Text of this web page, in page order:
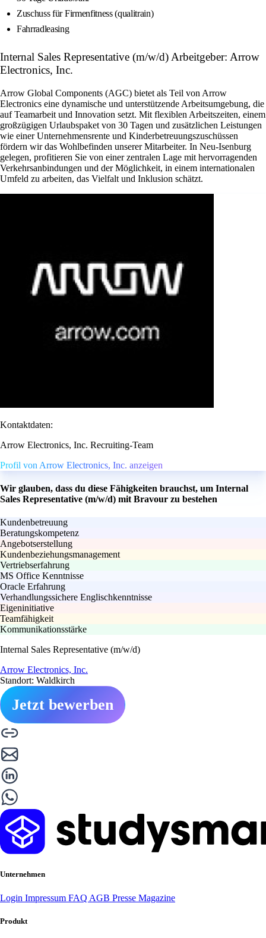
Zuschuss für Firmenfitness (qualitrain)
Fahrradleasing
Internal Sales Representative (m/w/d) Arbeitgeber: Arrow
Electronics, Inc.
Arrow Global Components (AGC) bietet als Teil von Arrow
Electronics eine dynamische und unterstützende Arbeitsumgebung, die
auf Teamarbeit und Innovation setzt. Mit flexiblen Arbeitszeiten, einem
großzügigen Urlaubspaket von 30 Tagen und zusätzlichen Leistungen
wie einer Unternehmensrente und Kinderbetreuungszuschüssen
fördern wir das Wohlbefinden unserer Mitarbeiter. In Neu-Isenburg
gelegen, profitieren Sie von einer zentralen Lage mit hervorragenden
Verkehrsanbindungen und der Möglichkeit, in einem internationalen
Umfeld zu arbeiten, das Vielfalt und Inklusion schätzt.
Kontaktdaten:
Arrow Electronics, Inc. Recruiting-Team
Profil von Arrow Electronics, Inc. anzeigen
Wir glauben, dass du diese Fähigkeiten brauchst, um Internal
Sales Representative (m/w/d) mit Bravour zu bestehen
Kundenbetreuung
Beratungskompetenz
Angebotserstellung
Kundenbeziehungsmanagement
Vertriebserfahrung
MS Office Kenntnisse
Oracle Erfahrung
Verhandlungssichere Englischkenntnisse
Eigeninitiative
Teamfähigkeit
Kommunikationsstärke
Internal Sales Representative (m/w/d)
Arrow Electronics, Inc.
Standort: Waldkirch
Jetzt bewerben
Unternehmen
Login Impressum FAQ AGB Presse Magazine
Produkt